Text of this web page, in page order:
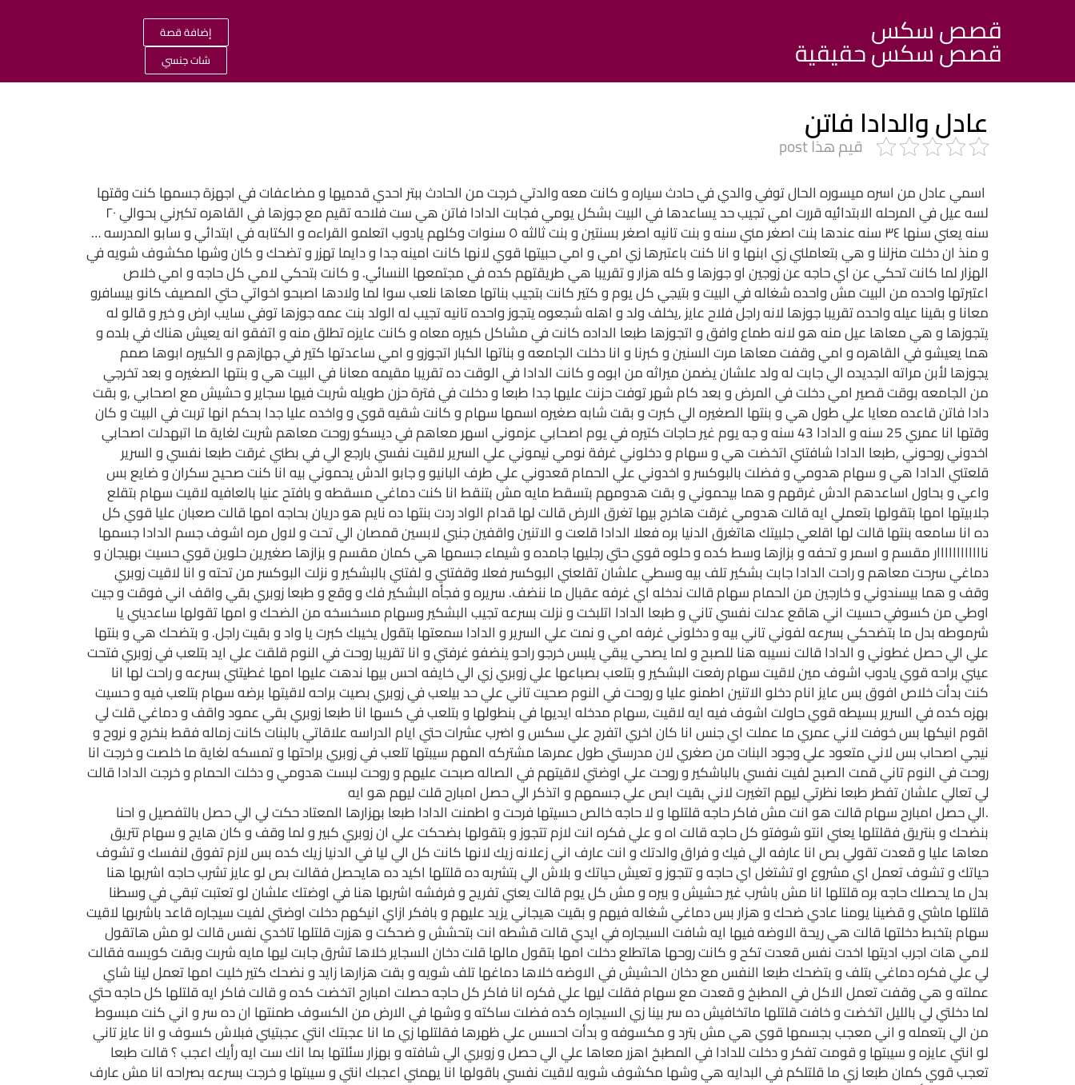
قصص سكس
قصص سكس حقيقية
إضافة قصة
شات جنسي
عادل والدادا فاتن
قيم هذا post
اسمي عادل من اسره ميسوره الحال توفي والدي في حادث سياره و كانت معه والدتي خرجت من الحادث ببتر احدي قدميها و مضاعفات في اجهزة جسمها كنت وقتها
لسه عيل في المرحله الابتدائيه قررت امي تجيب حد يساعدها في البيت بشكل يومي فجابت الدادا فاتن هي ست فلاحه تقيم مع جوزها في القاهره تكبرني بحوالي ٢٠
سنه يعني سنها ٣٤ سنه عندها بنت اصغر مني سنه و بنت تانيه اصغر بسنتين و بنت ثالثه ٥ سنوات وكلهم يادوب اتعلمو القراءه و الكتابه في ابتدائي و سابو المدرسه …
و منذ ان دخلت منزلنا و هي بتعاملني زي ابنها و انا كنت باعتبرها زي امي و امي حبيتها قوي لانها كانت امينه جدا و دايما تهزر و تضحك و كان وشها مكشوف شويه في
الهزار لما كانت تحكي عن اي حاجه عن زوجين او جوزها و كله هزار و تقريبا هي طريقتهم كده في مجتمعها النسائي. و كانت بتحكي لامي كل حاجه و امي خلاص
اعتبرتها واحده من البيت مش واحده شغاله في البيت و بتيجي كل يوم و كتير كانت بتجيب بناتها معاها نلعب سوا لما ولادها اصبحو اخواتي حتي المصيف كانو بيسافرو
معانا و بقينا عيله واحده تقريبا جوزها لانه راجل فلاح عايز ,يخلف ولد و اهله شجعوه يتجوز واحده تانيه تجيب له الولد بنت عمه جوزها توفي سايب ارض و خير و قالو له
يتجوزها و هي معاها عيل منه هو لانه طماع وافق و اتجوزها طبعا الداده كانت في مشاكل كبيره معاه و كانت عايزه تطلق منه و اتفقو انه يعيش هناك في بلده و
هما يعيشو في القاهره و امي وقفت معاها مرت السنين و كبرنا و انا دخلت الجامعه و بناتها الكبار اتجوزو و امي ساعدتها كتير في جهازهم و الكبيره ابوها صمم
يجوزها لأبن مراته الجديده الي جابت له ولد علشان يضمن ميراثه من ابوه و كانت الدادا في الوقت ده تقريبا مقيمه معانا في البيت هي و بنتها الصغيره و بعد تخرجي
من الجامعه بوقت قصير امي دخلت في المرض و بعد كام شهر توفت حزنت عليها جدا طبعا و دخلت في فترة حزن طويله شربت فيها سجاير و حشيش مع اصحابي ,و بقت
دادا فاتن قاعده معايا علي طول هي و بنتها الصغيره الي كبرت و بقت شابه صغيره اسمها سهام و كانت شقيه قوي و واخده عليا جدا بحكم انها تربت في البيت و كان
وقتها انا عمري 25 سنه و الدادا 43 سنه و جه يوم غير حاجات كتيره في يوم اصحابي عزموني اسهر معاهم في ديسكو روحت معاهم شربت لغاية ما اتبهدلت اصحابي
اخدوني روحوني ,طبعا الدادا شافتني اتخضت هي و سهام و دخلوني غرفة نومي نيموني علي السرير لاقيت نفسي بارجع الي في بطني غرقت طبعا نفسي و السرير
قلعتني الدادا هي و سهام هدومي و فضلت بالبوكسر و اخدوني علي الحمام قعدوني علي طرف البانيو و جابو الدش يحموني بيه انا كنت صحيح سكران و ضايع بس
واعي و بحاول اساعدهم الدش غرقهم و هما بيحموني و بقت هدومهم بتسقط مايه مش بتنقط انا كنت دماغي مسقطه و بافتح عنيا بالعافيه لاقيت سهام بتقلع
جلابيتها امها بتقولها بتعملي ايه قالت هدومي غرقت هاخرج بيها تغرق الارض قالت لها قدام الواد ردت بنتها ده نايم هو دريان بحاجه امها قالت صعبان عليا قوي كل
ده انا سامعه بنتها قالت لها اقلعي جلبيتك هاتغرق الدنيا بره فعلا الدادا قلعت و الاتنين واقفين جنبي لابسين قمصان الي تحت و لاول مره اشوف جسم الدادا جسمها
ناااااااااااار مقسم و اسمر و تحفه و بزازها وسط كده و حلوه قوي حتي رجليها جامده و شيماء جسمها هي كمان مقسم و بزازها صغيرين حلوين قوي حسيت بهيجان و
دماغي سرحت معاهم و راحت الدادا جابت بشكير تلف بيه وسطي علشان تقلعني البوكسر فعلا وقفتني و لفتني بالبشكير و نزلت البوكسر من تحته و انا لاقيت زوبري
وقف و هما بيسندوني و خارجين من الحمام سهام قالت ندخله اي غرفه عقبال ما ننضف. سريره و فجأه البشكير فك و وقع و طبعا زوبري بقي واقف اني فوقت و جيت
اوطي من كسوفي حسيت اني هاقع عدلت نفسي تاني و طبعا الدادا اتلبخت و نزلت بسرعه تجيب البشكير وسهام مسخسخه من الضحك و امها تقولها ساعديني يا
شرموطه بدل ما بتضحكي بسرعه لفوني تاني بيه و دخلوني غرفه امي و نمت علي السرير و الدادا سمعتها بتقول يخيبك كبرت يا واد و بقيت راجل. و بتضحك هي و بنتها
علي الي حصل غطوني و الدادا قالت نسيبه هنا للصبح و لما يصحي يبقي يلبس خرجو راحو ينضفو غرفتي و انا تقريبا روحت في النوم قلقت علي ايد بتلعب في زوبري فتحت
عيني براحه قوي يادوب اشوف مين لاقيت سهام رفعت البشكير و بتلعب بصباعها علي زوبري زي الي خايفه احس بيها ندهت عليها امها غطيتني بسرعه و راحت لها انا
كنت بدأت خلاص افوق بس عايز انام دخلو الاتنين اطمنو عليا و روحت في النوم صحيت تاني علي حد بيلعب في زوبري بصيت براحه لاقيتها برضه سهام بتلعب فيه و حسيت
بهزه كده في السرير بسيطه قوي حاولت اشوف فيه ايه لاقيت ,سهام مدخله ايديها في بنطولها و بتلعب في كسها انا طبعا زوبري بقي عمود واقف و دماغي قلت لي
اقوم انيكها بس خوفت لاني عمري ما عملت اي جنس انا كان اخري اتفرج علي سكس و اضرب عشرات حتي ايام الدراسه علاقاتي بالبنات كانت زماله فقط بنخرج و نروح و
نيجي اصحاب بس لاني متعود علي وجود البنات من صغري لان مدرستي طول عمرها مشتركه المهم سيبتها تلعب في زوبري براحتها و تمسكه لغاية ما خلصت و خرجت انا
روحت في النوم تاني قمت الصبح لفيت نفسي بالباشكير و روحت علي اوضتي لاقيتهم في الصاله صبحت عليهم و روحت لبست هدومي و دخلت الحمام و خرجت الدادا قالت
لي تعالي علشان تفطر طبعا نظرتي ليهم اتغيرت لاني بقيت ابص علي جسمهم و اتذكر الي حصل امبارح قلت ليهم هو ايه
.الي حصل امبارح سهام قالت هو انت مش فاكر حاجه قلتلها و لا حاجه خالص حسيتها فرحت و اطمنت الدادا طبعا بهزارها المعتاد حكت لي الي حصل بالتفصيل و احنا
بنضحك و بنتريق فقلتلها يعني انتو شوفتو كل حاجه قالت اه و علي فكره انت لازم تتجوز و بتقولها بضحكت علي ان زوبري كبير و لما وقف و كان هايج و سهام تتريق
معاها عليا و قعدت تقولي بص انا عارفه الي فيك و فراق والدتك و انت عارف اني زعلانه زيك لانها كانت كل الي ليا في الدنيا زيك كده بس لازم تفوق لنفسك و تشوف
حياتك و تشوف تعمل اي مشروع او تشتغل اي حاجه و تتجوز و تعيش حياتك و بلاش الي بتشربه ده قلتلها اكيد ده هايحصل فقالت بص لو عايز تشرب حاجه اشربها هنا
بدل ما يحصلك حاجه بره قلتلها انا مش باشرب غير حشيش و بيره و مش كل يوم قالت يعني تفريح و فرفشه اشربها هنا في اوضتك علشان لو تعتبت تبقي في وسطنا
قلتلها ماشي و قضينا يومنا عادي ضحك و هزار بس دماغي شغاله فيهم و بقيت هيجاني يزيد عليهم و بافكر ازاي انيكهم دخلت اوضتي لفيت سيجاره قاعد باشربها لاقيت
سهام بتخبط دخلتها قالت هي ريحة الاوضه فيها ايه شافت السيجاره في ايدي قالت قشطه انت بتحشش و ضحكت و هزرت قلتلها تاخدي نفس قالت لو مش هاتقول
لامي هات اجرب اديتها اخدت نفس قعدت تكح و كانت روحها هاتطلع دخلت امها بتقول مالها قلت دخان السجاير خلاها تشرق جابت ليها مايه شربت وبقت كويسه فقالت
لي علي فكره دماغي بتلف و بتضحك طبعا النفس مع دخان الحشيش في الاوضه خلاها دماغها تلف شويه و بقت هزارها زايد و نضحك كتير خليت امها تعمل لينا شاي
عملته و هي وقفت تعمل الاكل في المطبخ و قعدت مع سهام فقلت ليها علي فكره انا فاكر كل حاجه حصلت امبارح اتخضت كده و قالت فاكر ايه قلتلها كل حاجه حتي
لما دخلتي لي بالليل اتخضت و خافت قلتلها ماتخافيش ده سر بينا زي السيجاره كده فضلت ساكته و وشها في الارض من الكسوف طمنتها ان ده سر و اني كنت مبسوط
من الي بتعمله و اني معجب بجسمها قوي هي مش بترد و مكسوفه و بدأت احسس علي ظهرها فقلتلها زي ما انا عجبتك انتي عجبتيني فبلاش كسوف و انا عايز تاني
لو انتي عايزه و سيبتها و قومت تفكر و دخلت للدادا في المطبخ اهزر معاها علي الي حصل و زوبري الي شافته و بهزار سئلتها بما انك ست ايه رأيك اعجب ؟ قالت طبعا
تعجب قوي كمان طبعا زي ما قلتلكم في البدايه هي وشها مكشوف شويه لاقيت نفسي باقولها انا يهمني اعجبك انتي و سيبتها و خرجت بسرعه بصراحه انا مش عارف